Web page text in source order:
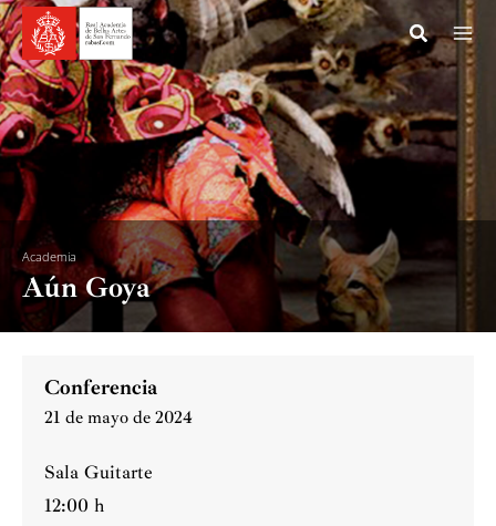
Ir
al
contenido
Academia
Aún Goya
Conferencia
21 de mayo de 2024
Sala Guitarte
12:00 h